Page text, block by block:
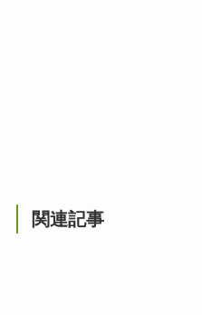
関連記事